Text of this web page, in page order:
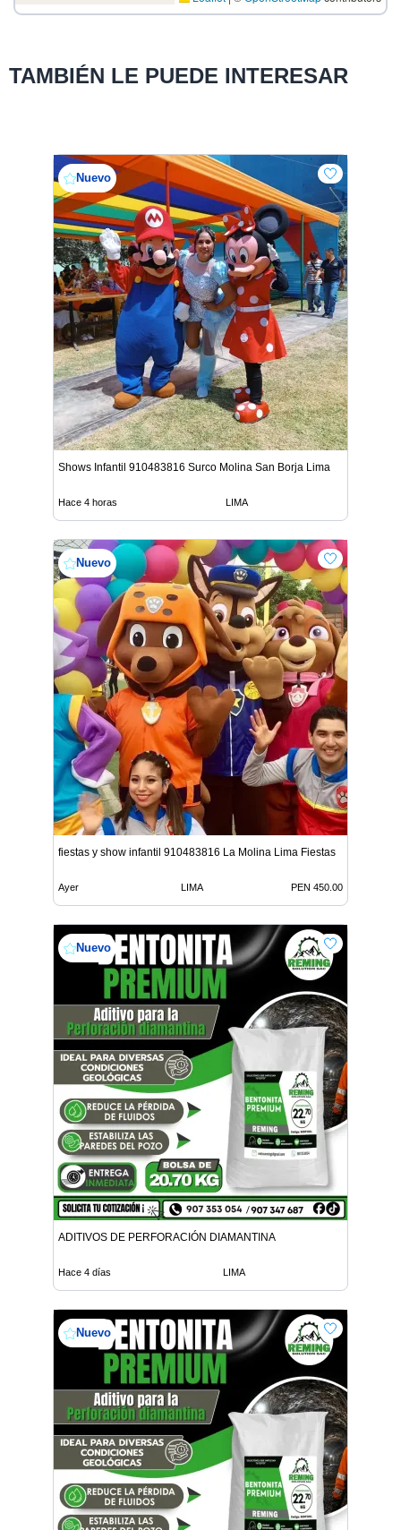
TAMBIÉN LE PUEDE INTERESAR
Nuevo
Shows Infantil 910483816 Surco Molina San Borja Lima
Hace 4 horas LIMA
Nuevo
fiestas y show infantil 910483816 La Molina Lima Fiestas
Ayer LIMA PEN 450.00
Nuevo
ADITIVOS DE PERFORACIÓN DIAMANTINA
Hace 4 días LIMA
Nuevo